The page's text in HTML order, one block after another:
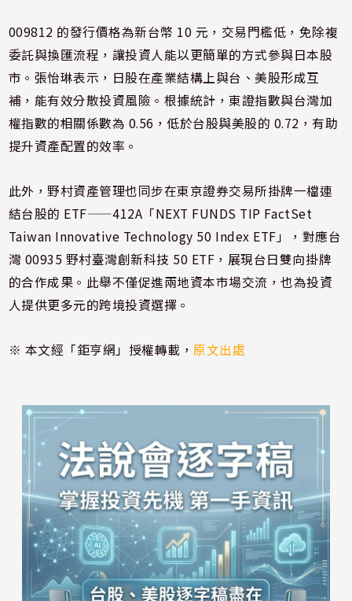
009812 的發行價格為新台幣 10 元，交易門檻低，免除複
委託與換匯流程，讓投資人能以更簡單的方式參與日本股
市。張怡琳表示，日股在產業結構上與台、美股形成互
補，能有效分散投資風險。根據統計，東證指數與台灣加
權指數的相關係數為 0.56，低於台股與美股的 0.72，有助
提升資產配置的效率。
此外，野村資產管理也同步在東京證券交易所掛牌一檔連
結台股的 ETF——412A「NEXT FUNDS TIP FactSet
Taiwan Innovative Technology 50 Index ETF」，對應台
灣 00935 野村臺灣創新科技 50 ETF，展現台日雙向掛牌
的合作成果。此舉不僅促進兩地資本市場交流，也為投資
人提供更多元的跨境投資選擇。
※ 本文經「鉅亨網」授權轉載，原文出處